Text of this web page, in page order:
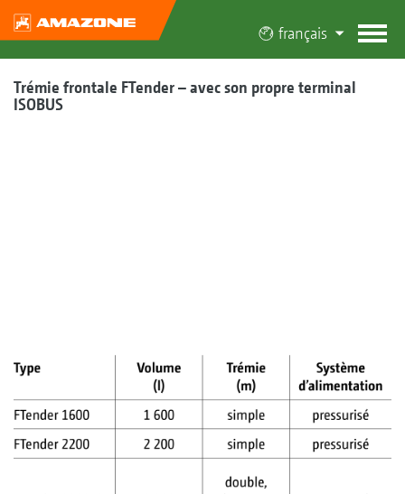
français
Trémie frontale FTender – avec son propre terminal
ISOBUS